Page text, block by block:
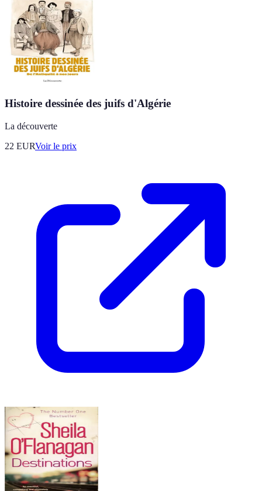
Histoire dessinée des juifs d'Algérie
La découverte
22 EURVoir le prix